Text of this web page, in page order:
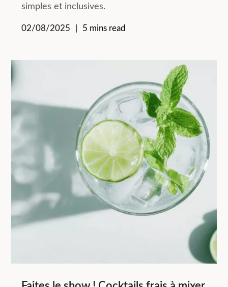
simples et inclusives.
02/08/2025 5 mins read